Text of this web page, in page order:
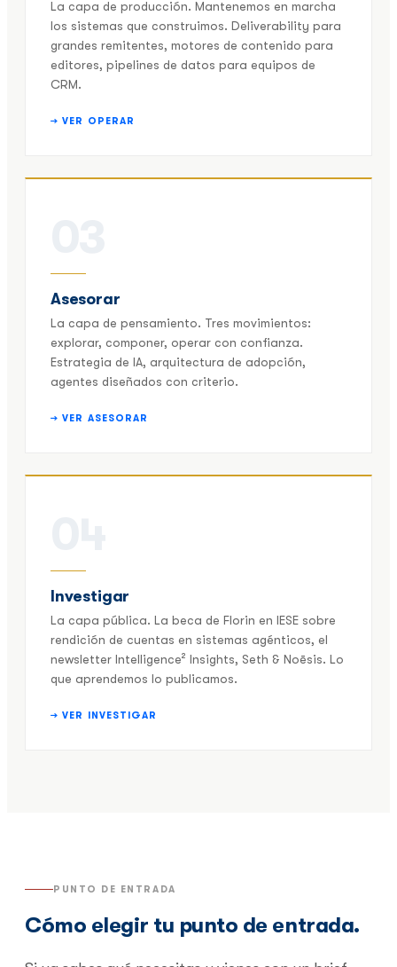
La capa de producción. Mantenemos en marcha
los sistemas que construimos. Deliverability para
grandes remitentes, motores de contenido para
editores, pipelines de datos para equipos de
CRM.
→ VER OPERAR
Asesorar
La capa de pensamiento. Tres movimientos:
explorar, componer, operar con confianza.
Estrategia de IA, arquitectura de adopción,
agentes diseñados con criterio.
→ VER ASESORAR
Investigar
La capa pública. La beca de Florin en IESE sobre
rendición de cuentas en sistemas agénticos, el
newsletter Intelligence² Insights, Seth & Noēsis. Lo
que aprendemos lo publicamos.
→ VER INVESTIGAR
PUNTO DE ENTRADA
Cómo elegir tu punto de entrada.